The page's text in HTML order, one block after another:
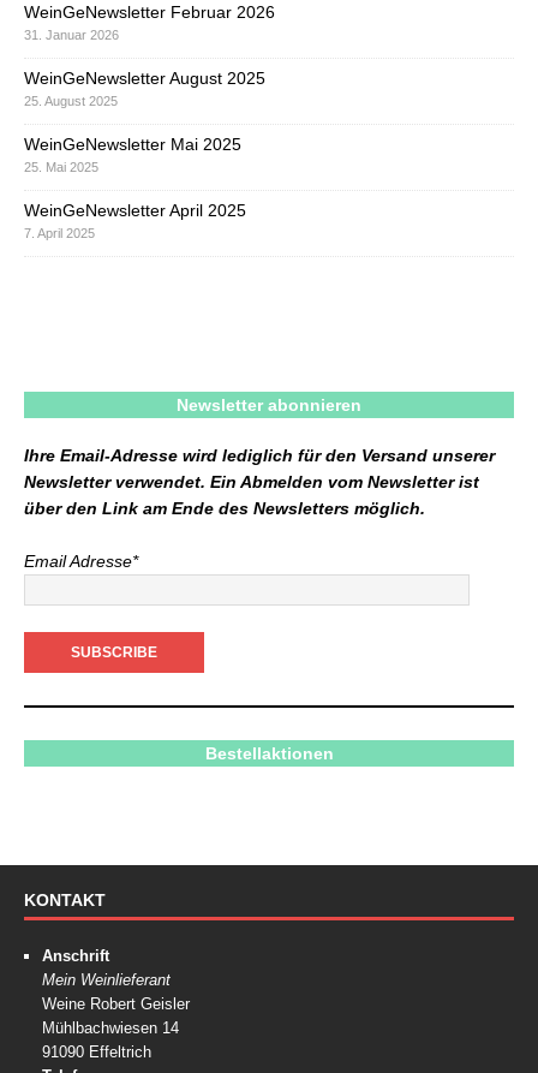
WeinGeNewsletter Februar 2026
31. Januar 2026
WeinGeNewsletter August 2025
25. August 2025
WeinGeNewsletter Mai 2025
25. Mai 2025
WeinGeNewsletter April 2025
7. April 2025
Newsletter abonnieren
Ihre Email-Adresse wird lediglich für den Versand unserer
Newsletter verwendet. Ein Abmelden vom Newsletter ist
über den Link am Ende des Newsletters möglich.
Email Adresse*
Bestellaktionen
KONTAKT
Anschrift
Mein Weinlieferant
Weine Robert Geisler
Mühlbachwiesen 14
91090 Effeltrich